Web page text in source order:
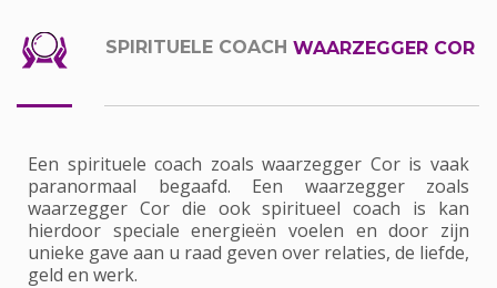
SPIRITUELE COACH WAARZEGGER COR
Een spirituele coach zoals waarzegger Cor is vaak
paranormaal begaafd. Een waarzegger zoals
waarzegger Cor die ook spiritueel coach is kan
hierdoor speciale energieën voelen en door zijn
unieke gave aan u raad geven over relaties, de liefde,
geld en werk.